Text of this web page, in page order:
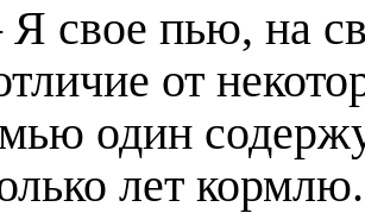
свое пью, на
от
один
лет кормлю.